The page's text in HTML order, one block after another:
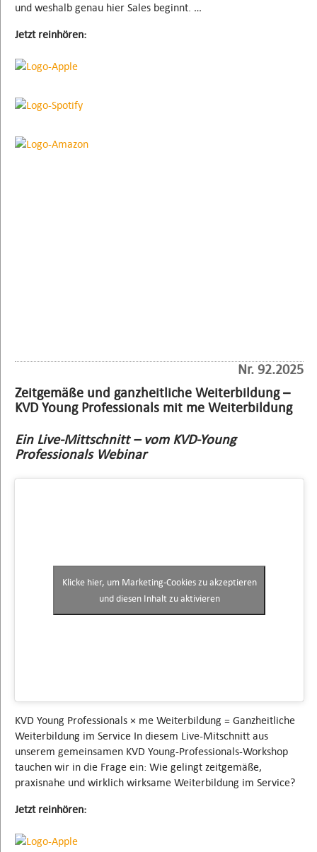
und weshalb genau hier Sales beginnt. …
Jetzt reinhören:
Nr. 92.2025
Zeitgemäße und ganzheitliche Weiterbildung –
KVD Young Professionals mit me Weiterbildung
Ein Live-Mittschnitt – vom KVD-Young
Professionals Webinar
Klicke hier, um Marketing-Cookies zu akzeptieren
und diesen Inhalt zu aktivieren
KVD Young Professionals × me Weiterbildung = Ganzheitliche
Weiterbildung im Service In diesem Live-Mitschnitt aus
unserem gemeinsamen KVD Young-Professionals-Workshop
tauchen wir in die Frage ein: Wie gelingt zeitgemäße,
praxisnahe und wirklich wirksame Weiterbildung im Service?
Jetzt reinhören: